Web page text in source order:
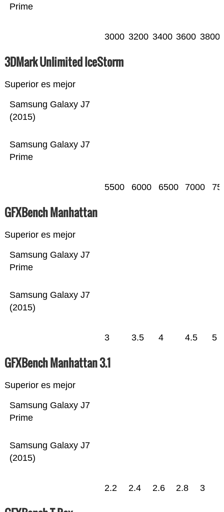
Prime
3000 3200 3400 3600 3800
3DMark Unlimited IceStorm
Superior es mejor
Samsung Galaxy J7
Prime
Samsung Galaxy J7
(2015)
5500 6000 6500 7000
GFXBench Manhattan
Superior es mejor
Samsung Galaxy J7
(2015)
Samsung Galaxy J7
Prime
3 3.5 4 4.5 5
GFXBench Manhattan 3.1
Superior es mejor
Samsung Galaxy J7
(2015)
Samsung Galaxy J7
Prime
2.2 2.4 2.6 2.8 3